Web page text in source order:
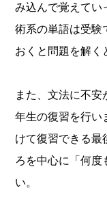
み込んで覚えてい
術系の単語は受験
おくと問題を解く
また、文法に不安
年生の復習を行い
けて復習できる最
ろを中心に「何度
い。